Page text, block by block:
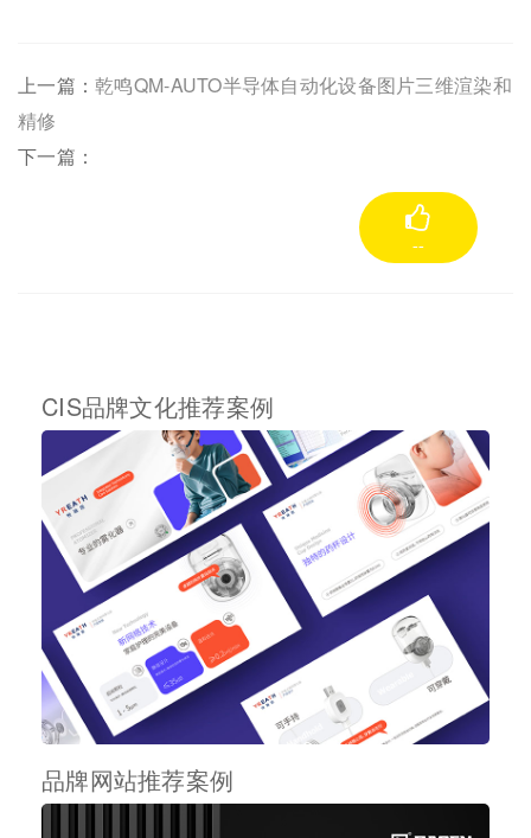
上一篇：乾鸣QM-AUTO半导体自动化设备图片三维渲染和
精修
下一篇：
--
CIS品牌文化推荐案例
品牌网站推荐案例